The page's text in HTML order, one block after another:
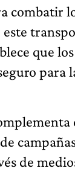
combatir
que
para
de